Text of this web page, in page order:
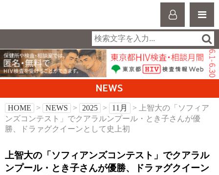
NEWS
HOME > NEWS > 2025 > 11月
> 上智大の「ソフィア
ンズコンテスト」でクアラルンプール・とき子さんが優
勝、ドラァグクイーンとして史上初
上智大の「ソフィアンズコンテスト」でクアラル
ンプール・とき子さんが優勝、ドラァグクイーン